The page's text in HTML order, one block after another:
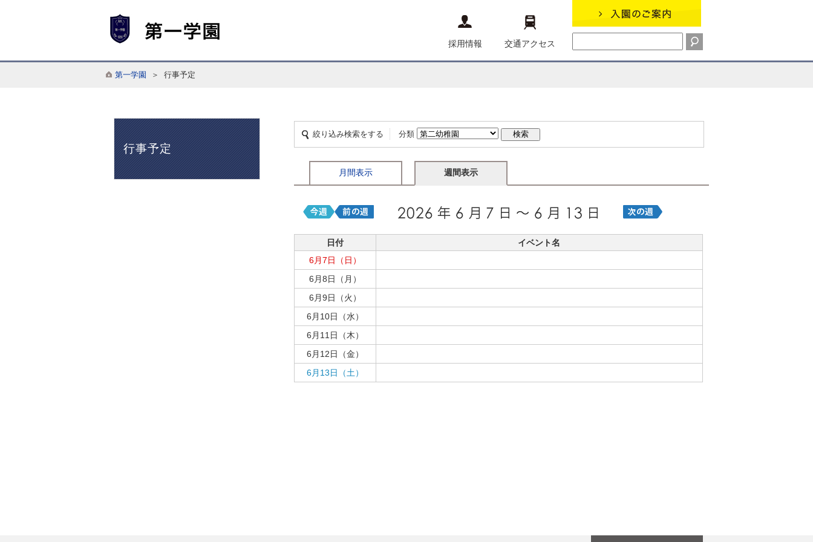
採用情報 交通アクセス
第一学園 ＞ 行事予定
行事予定
絞り込み検索をする 分類
月間表示 週間表示
日付
イベント名
6月7日（日）
6月8日（月）
6月9日（火）
6月10日（水）
6月11日（木）
6月12日（金）
6月13日（土）